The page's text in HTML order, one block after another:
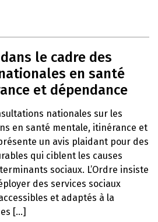
le cadre des
en santé
et dépendance
nationales sur les
en santé mentale, itinérance et
un avis plaidant pour des
qui ciblent les causes
sociaux. L’Ordre insiste
des services sociaux
et adaptés à la
[...]